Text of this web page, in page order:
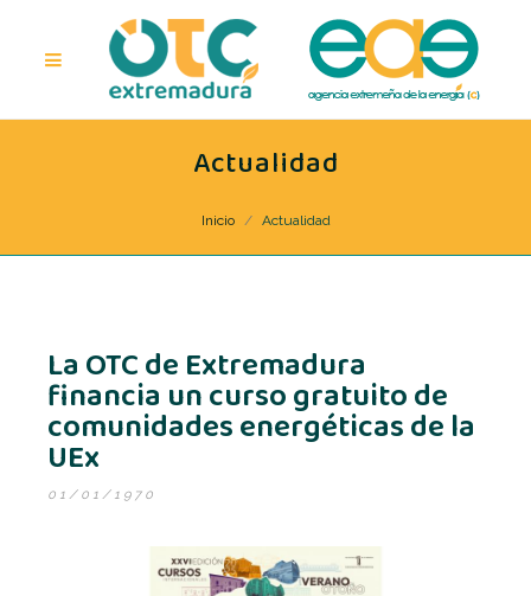
Actualidad
Inicio Actualidad
La OTC de Extremadura
financia un curso gratuito de
comunidades energéticas de la
UEx
01/01/1970